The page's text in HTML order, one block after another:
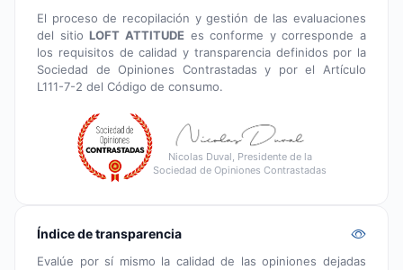
El proceso de recopilación y gestión de las evaluaciones
del sitioLOFT ATTITUDEes conforme y corresponde a
los requisitos de calidad y transparencia definidos por la
Sociedad de Opiniones Contrastadas y por el Artículo
L111-7-2 del Código de consumo.
Nicolas Duval, Presidente de la
Sociedad de Opiniones Contrastadas
Índice de transparencia
Evalúe por sí mismo la calidad de las opiniones dejadas